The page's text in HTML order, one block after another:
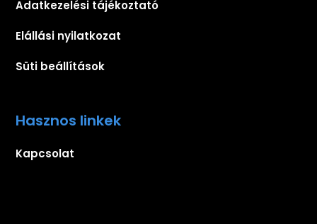
Adatkezelési tájékoztató
Elállási nyilatkozat
Süti beállítások
Hasznos linkek
Kapcsolat